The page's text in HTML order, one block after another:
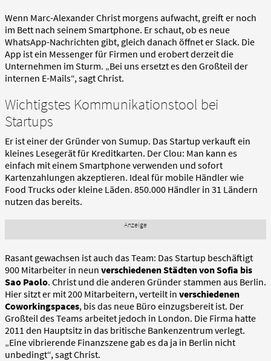
Wenn Marc-Alexander Christ morgens aufwacht, greift er noch
im Bett nach seinem Smartphone. Er schaut, ob es neue
WhatsApp-Nachrichten gibt, gleich danach öffnet er Slack. Die
App ist ein Messenger für Firmen und erobert derzeit die
Unternehmen im Sturm. „Bei uns ersetzt es den Großteil der
internen E-Mails“, sagt Christ.
Wichtigstes Kommunikationstool bei
Startups
Er ist einer der Gründer von Sumup. Das Startup verkauft ein
kleines Lesegerät für Kreditkarten. Der Clou: Man kann es
einfach mit einem Smartphone verwenden und sofort
Kartenzahlungen akzeptieren. Ideal für mobile Händler wie
Food Trucks oder kleine Läden. 850.000 Händler in 31 Ländern
nutzen das bereits.
Rasant gewachsen ist auch das Team: Das Startup beschäftigt
900 Mitarbeiter in neun verschiedenen Städten von Sofia bis
Sao Paolo. Christ und die anderen Gründer stammen aus Berlin.
Hier sitzt er mit 200 Mitarbeitern, verteilt in verschiedenen
Coworkingspaces, bis das neue Büro einzugsbereit ist. Der
Großteil des Teams arbeitet jedoch in London. Die Firma hatte
2011 den Hauptsitz in das britische Bankenzentrum verlegt.
„Eine vibrierende Finanzszene gab es da ja in Berlin nicht
unbedingt“, sagt Christ.